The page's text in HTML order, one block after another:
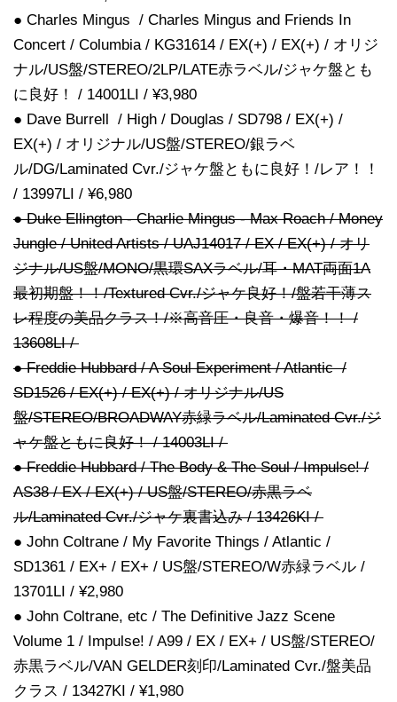
● Charles Mingus / Charles Mingus and Friends In
Concert / Columbia / KG31614 / EX(+) / EX(+) / オリジ
ナル/US盤/STEREO/2LP/LATE赤ラベル/ジャケ盤とも
に良好！ / 14001LI / ¥3,980
● Dave Burrell / High / Douglas / SD798 / EX(+) /
EX(+) / オリジナル/US盤/STEREO/銀ラベ
ル/DG/Laminated Cvr./ジャケ盤ともに良好！/レア！！
/ 13997LI / ¥6,980
● Duke Ellington - Charlie Mingus - Max Roach / Money
Jungle / United Artists / UAJ14017 / EX / EX(+) / オリ
ジナル/US盤/MONO/黒環SAXラベル/耳・MAT両面1A
最初期盤！！/Textured Cvr./ジャケ良好！/盤若干薄ス
レ程度の美品クラス！/※高音圧・良音・爆音！！ /
13608LI /
● Freddie Hubbard / A Soul Experiment / Atlantic /
SD1526 / EX(+) / EX(+) / オリジナル/US
盤/STEREO/BROADWAY赤緑ラベル/Laminated Cvr./ジ
ャケ盤ともに良好！ / 14003LI /
● Freddie Hubbard / The Body & The Soul / Impulse! /
AS38 / EX / EX(+) / US盤/STEREO/赤黒ラベ
ル/Laminated Cvr./ジャケ裏書込み / 13426KI /
● John Coltrane / My Favorite Things / Atlantic /
SD1361 / EX+ / EX+ / US盤/STEREO/W赤緑ラベル /
13701LI / ¥2,980
● John Coltrane, etc / The Definitive Jazz Scene
Volume 1 / Impulse! / A99 / EX / EX+ / US盤/STEREO/
赤黒ラベル/VAN GELDER刻印/Laminated Cvr./盤美品
クラス / 13427KI / ¥1,980